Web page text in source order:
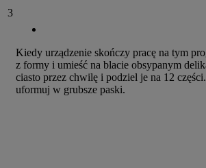
3
Kiedy urządzenie skończy pracę na tym
z formy i umieść na blacie obsypanym
ciasto przez chwilę i podziel je na 12
uformuj w grubsze paski.